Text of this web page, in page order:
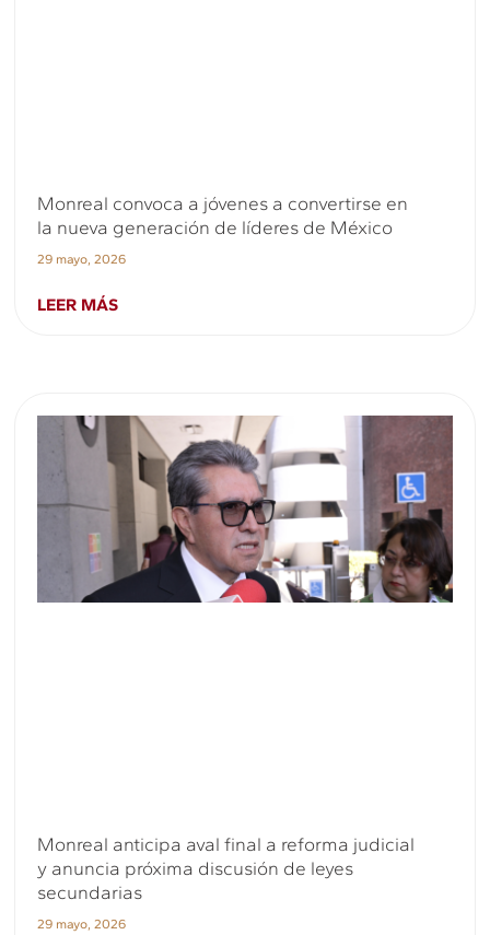
Monreal convoca a jóvenes a convertirse en
la nueva generación de líderes de México
29 mayo, 2026
LEER MÁS
Monreal anticipa aval final a reforma judicial
y anuncia próxima discusión de leyes
secundarias
29 mayo, 2026